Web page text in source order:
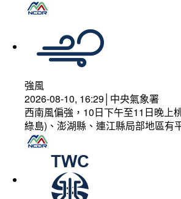
強風
2026-08-10, 16:29│中央氣象署
西南風偏強，10日下午至11日晚上
綠島)、澎湖縣、連江縣局部地區